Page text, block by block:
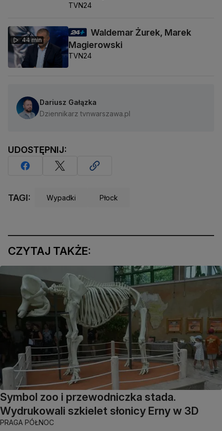
TVN24
44 min
Waldemar Żurek, Marek
Magierowski
TVN24
Dariusz Gałązka
Dziennikarz tvnwarszawa.pl
UDOSTĘPNIJ:
TAGI: Wypadki Płock
CZYTAJ TAKŻE:
Symbol zoo i przewodniczka stada.
Wydrukowali szkielet słonicy Erny w 3D
PRAGA PÓŁNOC